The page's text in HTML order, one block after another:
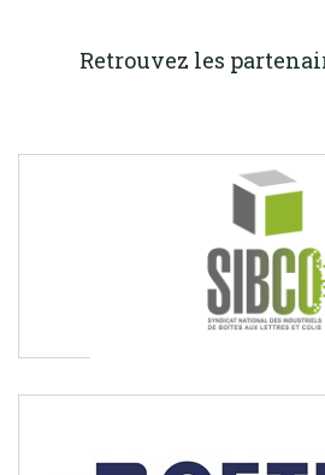
Adhérents
Labels & normes
Retrouvez les